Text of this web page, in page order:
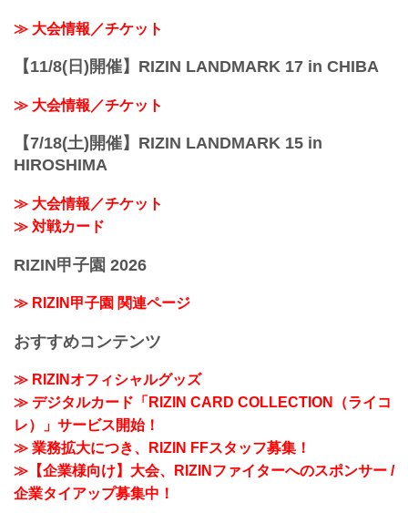
≫ 大会情報／チケット
【11/8(日)開催】RIZIN LANDMARK 17 in CHIBA
≫ 大会情報／チケット
【7/18(土)開催】RIZIN LANDMARK 15 in
HIROSHIMA
≫ 大会情報／チケット
≫ 対戦カード
RIZIN甲子園 2026
≫ RIZIN甲子園 関連ページ
おすすめコンテンツ
≫ RIZINオフィシャルグッズ
≫ デジタルカード「RIZIN CARD COLLECTION（ライコ
レ）」サービス開始！
≫ 業務拡大につき、RIZIN FFスタッフ募集！
≫【企業様向け】大会、RIZINファイターへのスポンサー /
企業タイアップ募集中！